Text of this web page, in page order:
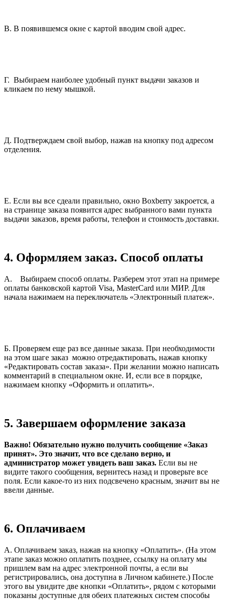
В. В появившемся окне с картой вводим свой адрес.
Г. Выбираем наиболее удобный пункт выдачи заказов и
кликаем по нему мышкой.
Д. Подтверждаем свой выбор, нажав на кнопку под адресом
отделения.
Е. Если вы все сдеали правильно, окно Boxberry закроется, а
на странице заказа появится адрес выбранного вами пункта
выдачи заказов, время работы, телефон и стоимость доставки.
4. Оформляем заказ. Способ оплаты
А. Выбираем способ оплаты. Разберем этот этап на примере
оплаты банковской картой Visa, MasterCard или МИР. Для
начала нажимаем на переключатель «Электронный платеж».
Б. Проверяем еще раз все данные заказа. При необходимости
на этом шаге заказ можно отредактировать, нажав кнопку
«Редактировать состав заказа». При желании можно написать
комментарий в специальном окне. И, если все в порядке,
нажимаем кнопку «Оформить и оплатить».
5. Завершаем оформление заказа
Важно! Обязательно нужно получить сообщение «Заказ
принят». Это значит, что все сделано верно, и
администратор может увидеть ваш заказ. Если вы не
видите такого сообщения, вернитесь назад и проверьте все
поля. Если какое-то из них подсвечено красным, значит вы не
ввели данные.
6. Оплачиваем
А. Оплачиваем заказ, нажав на кнопку «Оплатить». (На этом
этапе заказ можно оплатить позднее, ссылку на оплату мы
пришлем вам на адрес электронной почты, а если вы
регистрировались, она доступна в Личном кабинете.) После
этого вы увидите две кнопки «Оплатить», рядом с которыми
показаны доступные для обеих платежных систем способы